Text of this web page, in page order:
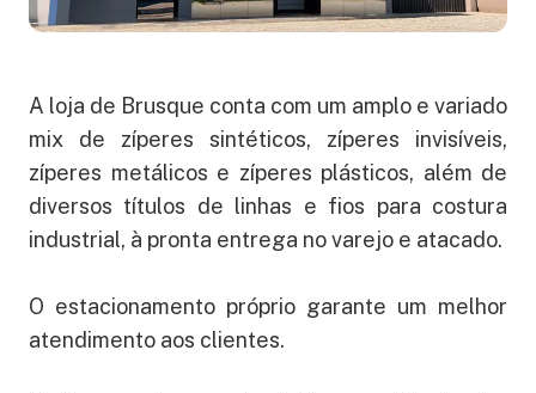
A loja de Brusque conta com um amplo e variado
mix de zíperes sintéticos, zíperes invisíveis,
zíperes metálicos e zíperes plásticos, além de
diversos títulos de linhas e fios para costura
industrial, à pronta entrega no varejo e atacado.
O estacionamento próprio garante um melhor
atendimento aos clientes.